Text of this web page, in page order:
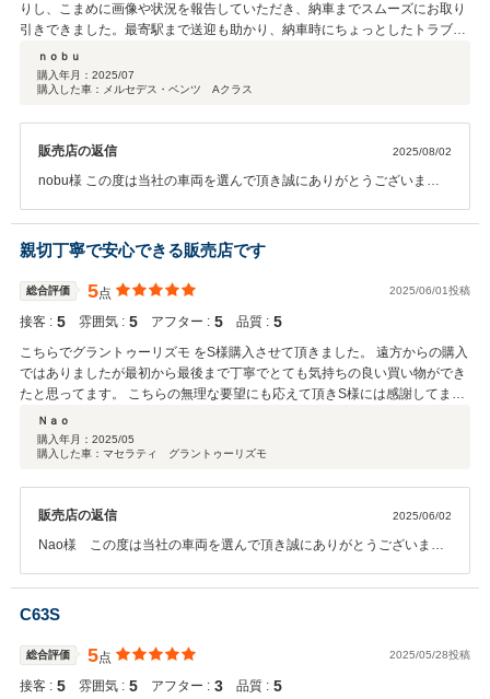
りし、こまめに画像や状況を報告していただき、納車までスムーズにお取り
引きできました。最寄駅まで送迎も助かり、納車時にちょっとしたトラブル
もありましたがアフター対応も良かったです。 とても信頼できる車屋さんで
す。
ｎｏｂｕ
購入年月： 2025/07
購入した車：メルセデス・ベンツ Aクラス
販売店の返信 2025/08/02
nobu様 この度は当社の車両を選んで頂き誠にありがとうございまし
す。 初期トラブルの件は大変申し訳ございませんでした。前日も入念
にチェックはしたのですが、、、 遠方にはなりますが可能な限りサポ
ートさせて頂きますのでお気軽にご連絡下さい！引き続き宜しくお願
いします！
親切丁寧で安心できる販売店です
総合評価 5点 2025/06/01投稿
接客 : 5 雰囲気 : 5 アフター : 5 品質 : 5
こちらでグラントゥーリズモ をS様購入させて頂きました。 遠方からの購入
ではありましたが最初から最後まで丁寧でとても気持ちの良い買い物ができ
たと思ってます。 こちらの無理な要望にも応えて頂きS様には感謝してま
す。整備の方もしっかりして頂き故障しやすい車ですがとりあえずは安心で
す。 またご縁があれば是非よろしくお願い致します。
Ｎａｏ
購入年月： 2025/05
購入した車：マセラティ グラントゥーリズモ
販売店の返信 2025/06/02
Nao様 この度は当社の車両を選んで頂き誠にありがとうございまし
す。 遠方にはなりますが可能な限りサポートさせて頂きますので素敵
なカーライフをお過ごしください。 引き続き宜しくお願いします。
C63S
総合評価 5点 2025/05/28投稿
接客 : 5 雰囲気 : 5 アフター : 3 品質 : 5